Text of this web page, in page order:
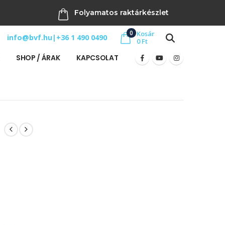
Folyamatos raktárkészlet
info@bvf.hu| +36 1 490 0490 0 Kosár
0Ft
SHOP / ÁRAK KAPCSOLAT